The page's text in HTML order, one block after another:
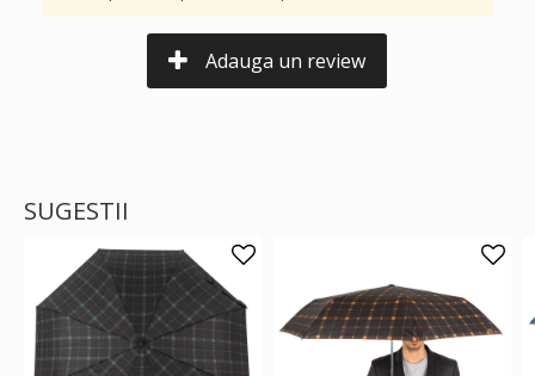
Adauga un review
SUGESTII